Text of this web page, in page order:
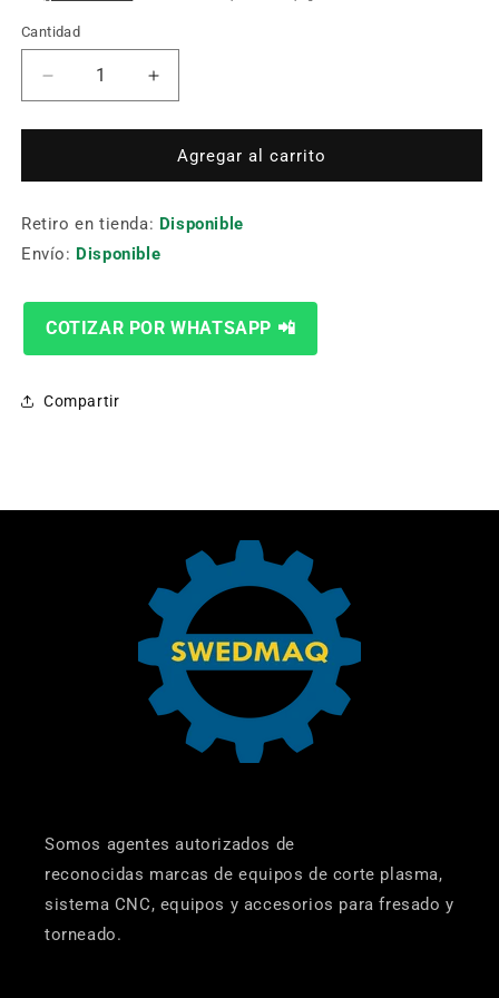
Cantidad
Cantidad
Reducir
cantidad
para
1.0MM
14H40)
Aumentar
cantidad
para
BOQUILLA
1.0MM
14H40)
Agregar al carrito
Retiro en tienda: Disponible
Envío: Disponible
COTIZAR POR WHATSAPP 📲
Compartir
Somos agentes autorizados de
reconocidas marcas de equipos de corte plasma,
sistema CNC, equipos y accesorios para fresado y
torneado.